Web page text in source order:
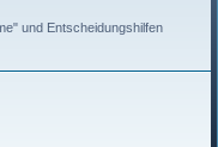
und Entscheidungshilfen